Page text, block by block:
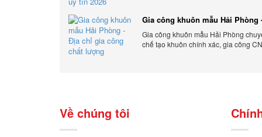
Gia công khuôn mẫu Hải Phòng
gia công chất lượng
Gia công khuôn mẫu Hải Phòng
chế tạo khuôn chính xác, gia công
Về chúng tôi